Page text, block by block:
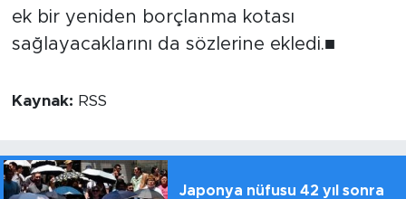
ek bir yeniden borçlanma kotası
sağlayacaklarını da sözlerine ekledi.■
Kaynak: RSS
Japonya nüfusu 42 yıl sonra